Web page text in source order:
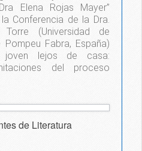
Elena Rojas Mayer”
Conferencia de la Dra.
(Universidad de
Pompeu Fabra, España)
lejos de casa:
del proceso
de Literatura